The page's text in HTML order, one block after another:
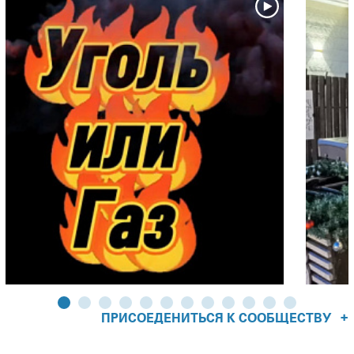
стали, мощностью 4,75 кВт каждая. Такой мощности будет
достаточно, чтобы жарить стейки или готовить большие
куски мяса даже зимой!
Каждая горелка оснащена индивидуальной системой
мгновенного поджига - JETFIRE™, которая срабатывает в
момент поворота ручки управления. JETFIRE™ - это очень
надежная электромеханическая система, которая
работает без батареек и гарантирует поджиг даже в
сильные морозы!
На одну горелку приходится 20 см. рабочей
поверхности. А инновационная гриль-система с
испарителями, расположенными на разных уровнях и с
определённым уклоном, обеспечивает свободную
циркуляцию плотных потоков конвекционного жара и
равномерную интенсивность инфракрасного излучения,
воздействующего на всю рабочую поверхность, не
оставляя холодных зон.ПРИСОЕДЕНИТЬСЯ К СООБЩЕСТВУ +